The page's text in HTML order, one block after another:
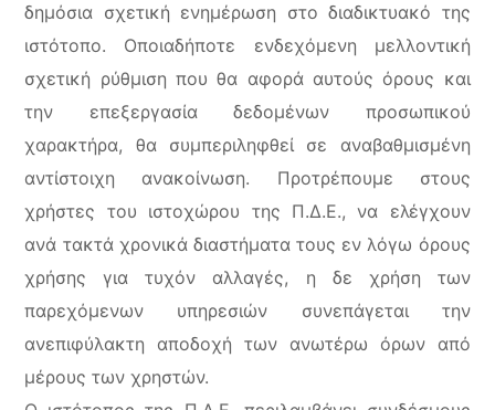
δημόσια σχετική ενημέρωση στο διαδικτυακό της
ιστότοπο. Οποιαδήποτε ενδεχόμενη μελλοντική
σχετική ρύθμιση που θα αφορά αυτούς όρους και
την επεξεργασία δεδομένων προσωπικού
χαρακτήρα, θα συμπεριληφθεί σε αναβαθμισμένη
αντίστοιχη ανακοίνωση. Προτρέπουμε στους
χρήστες του ιστοχώρου της Π.Δ.Ε., να ελέγχουν
ανά τακτά χρονικά διαστήματα τους εν λόγω όρους
χρήσης για τυχόν αλλαγές, η δε χρήση των
παρεχόμενων υπηρεσιών συνεπάγεται την
ανεπιφύλακτη αποδοχή των ανωτέρω όρων από
μέρους των χρηστών.